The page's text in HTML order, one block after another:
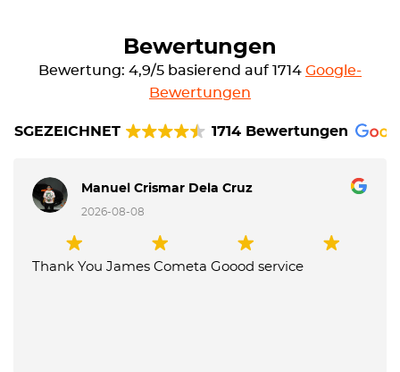
Bewertungen
Bewertung: 4,9/5 basierend auf 1714 Google-
Bewertungen
1714 Bewertungen
Manuel Crismar Dela Cruz
2026-08-08
Thank You James Cometa Goood service